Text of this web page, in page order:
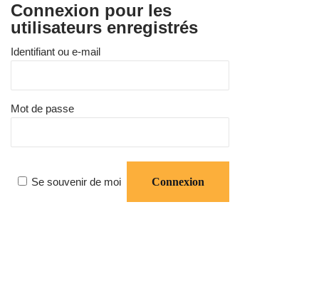
Connexion pour les
utilisateurs enregistrés
Identifiant ou e-mail
Mot de passe
Se souvenir de moi